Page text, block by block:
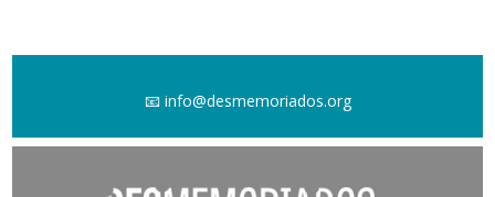
📧 info@desmemoriados.org